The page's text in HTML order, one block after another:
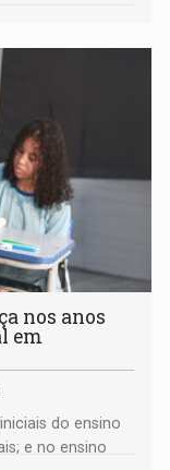
nos anos
em
do ensino
e no ensino